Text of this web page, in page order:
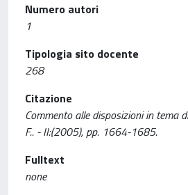
Numero autori
1
Tipologia sito docente
268
Citazione
Commento alle disposizioni in tema
F.. - II:(2005), pp. 1664-1685.
Fulltext
none